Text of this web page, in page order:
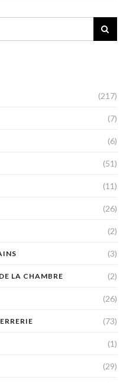
(217)
(7)
(6)
(51)
(11)
(26)
(2)
(3)
LA CHAMBRE (2)
(26)
(73)
(1)
(29)